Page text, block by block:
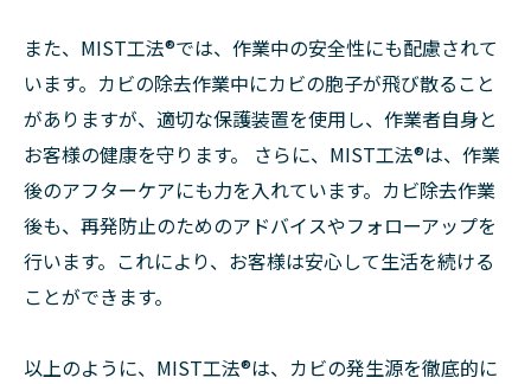
また、MIST工法®では、作業中の安全性にも配慮されて
います。カビの除去作業中にカビの胞子が飛び散ること
がありますが、適切な保護装置を使用し、作業者自身と
お客様の健康を守ります。 さらに、MIST工法®は、作業
後のアフターケアにも力を入れています。カビ除去作業
後も、再発防止のためのアドバイスやフォローアップを
行います。これにより、お客様は安心して生活を続ける
ことができます。
以上のように、MIST工法®は、カビの発生源を徹底的に